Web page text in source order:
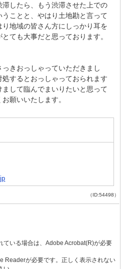
したら、もう渋滞させた上での
ことと、やはり土地勘と言って
地域の皆さん方にしっかり耳を
ても大事だと思っております。
きおっしゃっていただきまし
するとおっしゃっておられます
して臨んでまいりたいと思って
願いいたします。
（ID:54498）
いる場合は、Adobe Acrobat(R)が必要
Readerが必要です。正しく表示されない